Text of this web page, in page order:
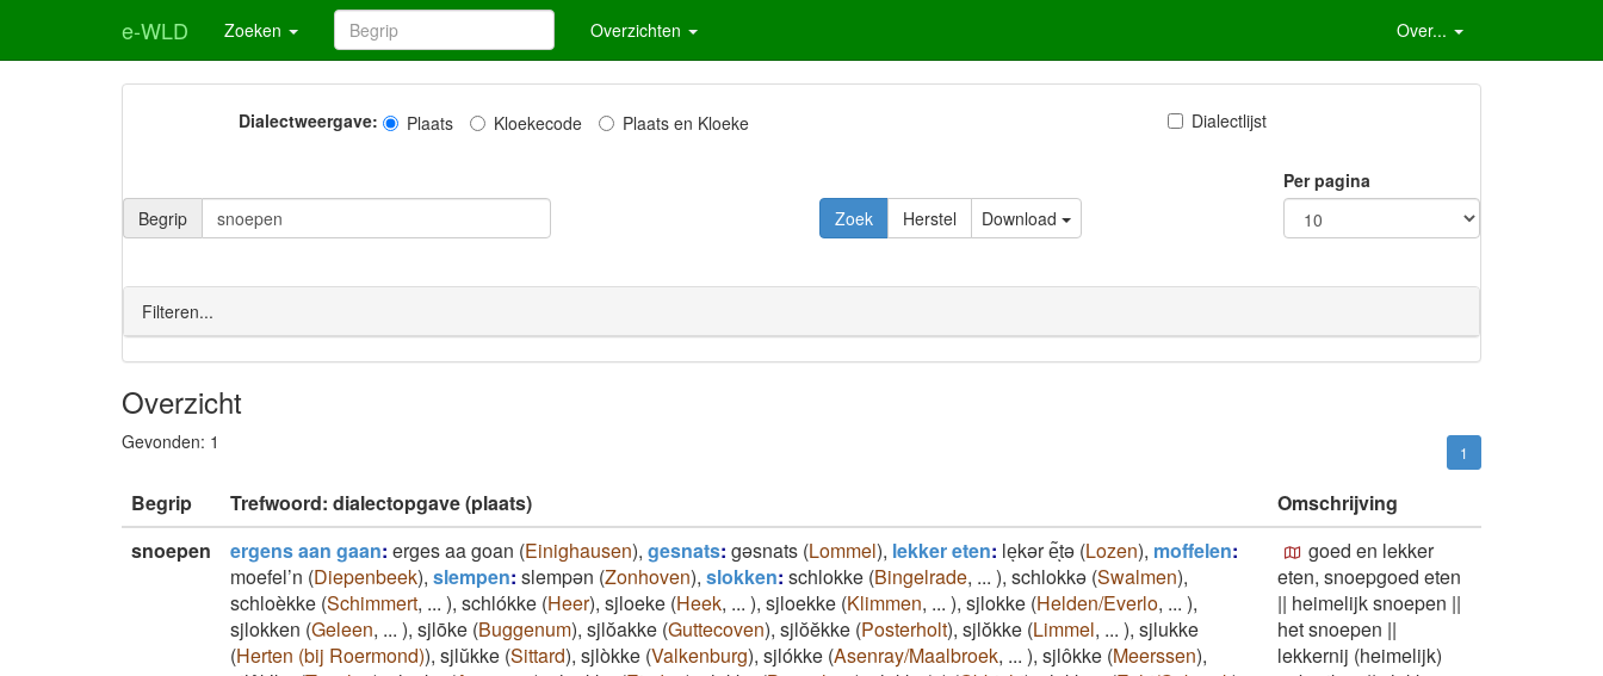
e-WLD Zoeken Overzichten Over...
Dialectweergave: Plaats Kloekecode Plaats en Kloeke Dialectlijst
Begrip Zoek Herstel Download
Per pagina
Filteren...
Overzicht
Gevonden: 1 1
Begrip Trefwoord: dialectopgave (plaats)
Omschrijving
snoepen
ergens aan gaan: erges aa goan (Einighausen), gesnats: gəsnats (Lommel), lekker eten: leͅkər e͂ͅtə (Lozen), moffelen:
moefel’n (Diepenbeek), slempen: slempən (Zonhoven), slokken: schlokke (Bingelrade, ... ), schlokkə (Swalmen),
schloèkke (Schimmert, ... ), schlókke (Heer), sjloeke (Heek, ... ), sjloekke (Klimmen, ... ), sjlokke (Helden/Everlo, ... ),
sjlokken (Geleen, ... ), sjlōke (Buggenum), sjlŏakke (Guttecoven), sjlŏĕkke (Posterholt), sjlŏkke (Limmel, ... ), sjlukke
(Herten (bij Roermond)), sjlŭkke (Sittard), sjlòkke (Valkenburg), sjlókke (Asenray/Maalbroek, ... ), sjlôkke (Meerssen),
goed en lekker
eten, snoepgoed eten
|| heimelijk snoepen ||
het snoepen ||
lekkernij (heimelijk)